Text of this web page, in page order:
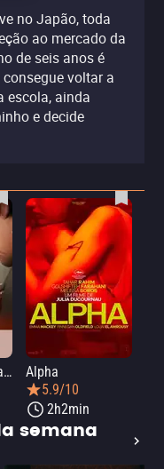
no Japão, toda
ao mercado da
de seis anos é
voltar a
escola, ainda
e decide
O Sol Brilha Para Todos
Alpha
5.9/10
2h2min
semana